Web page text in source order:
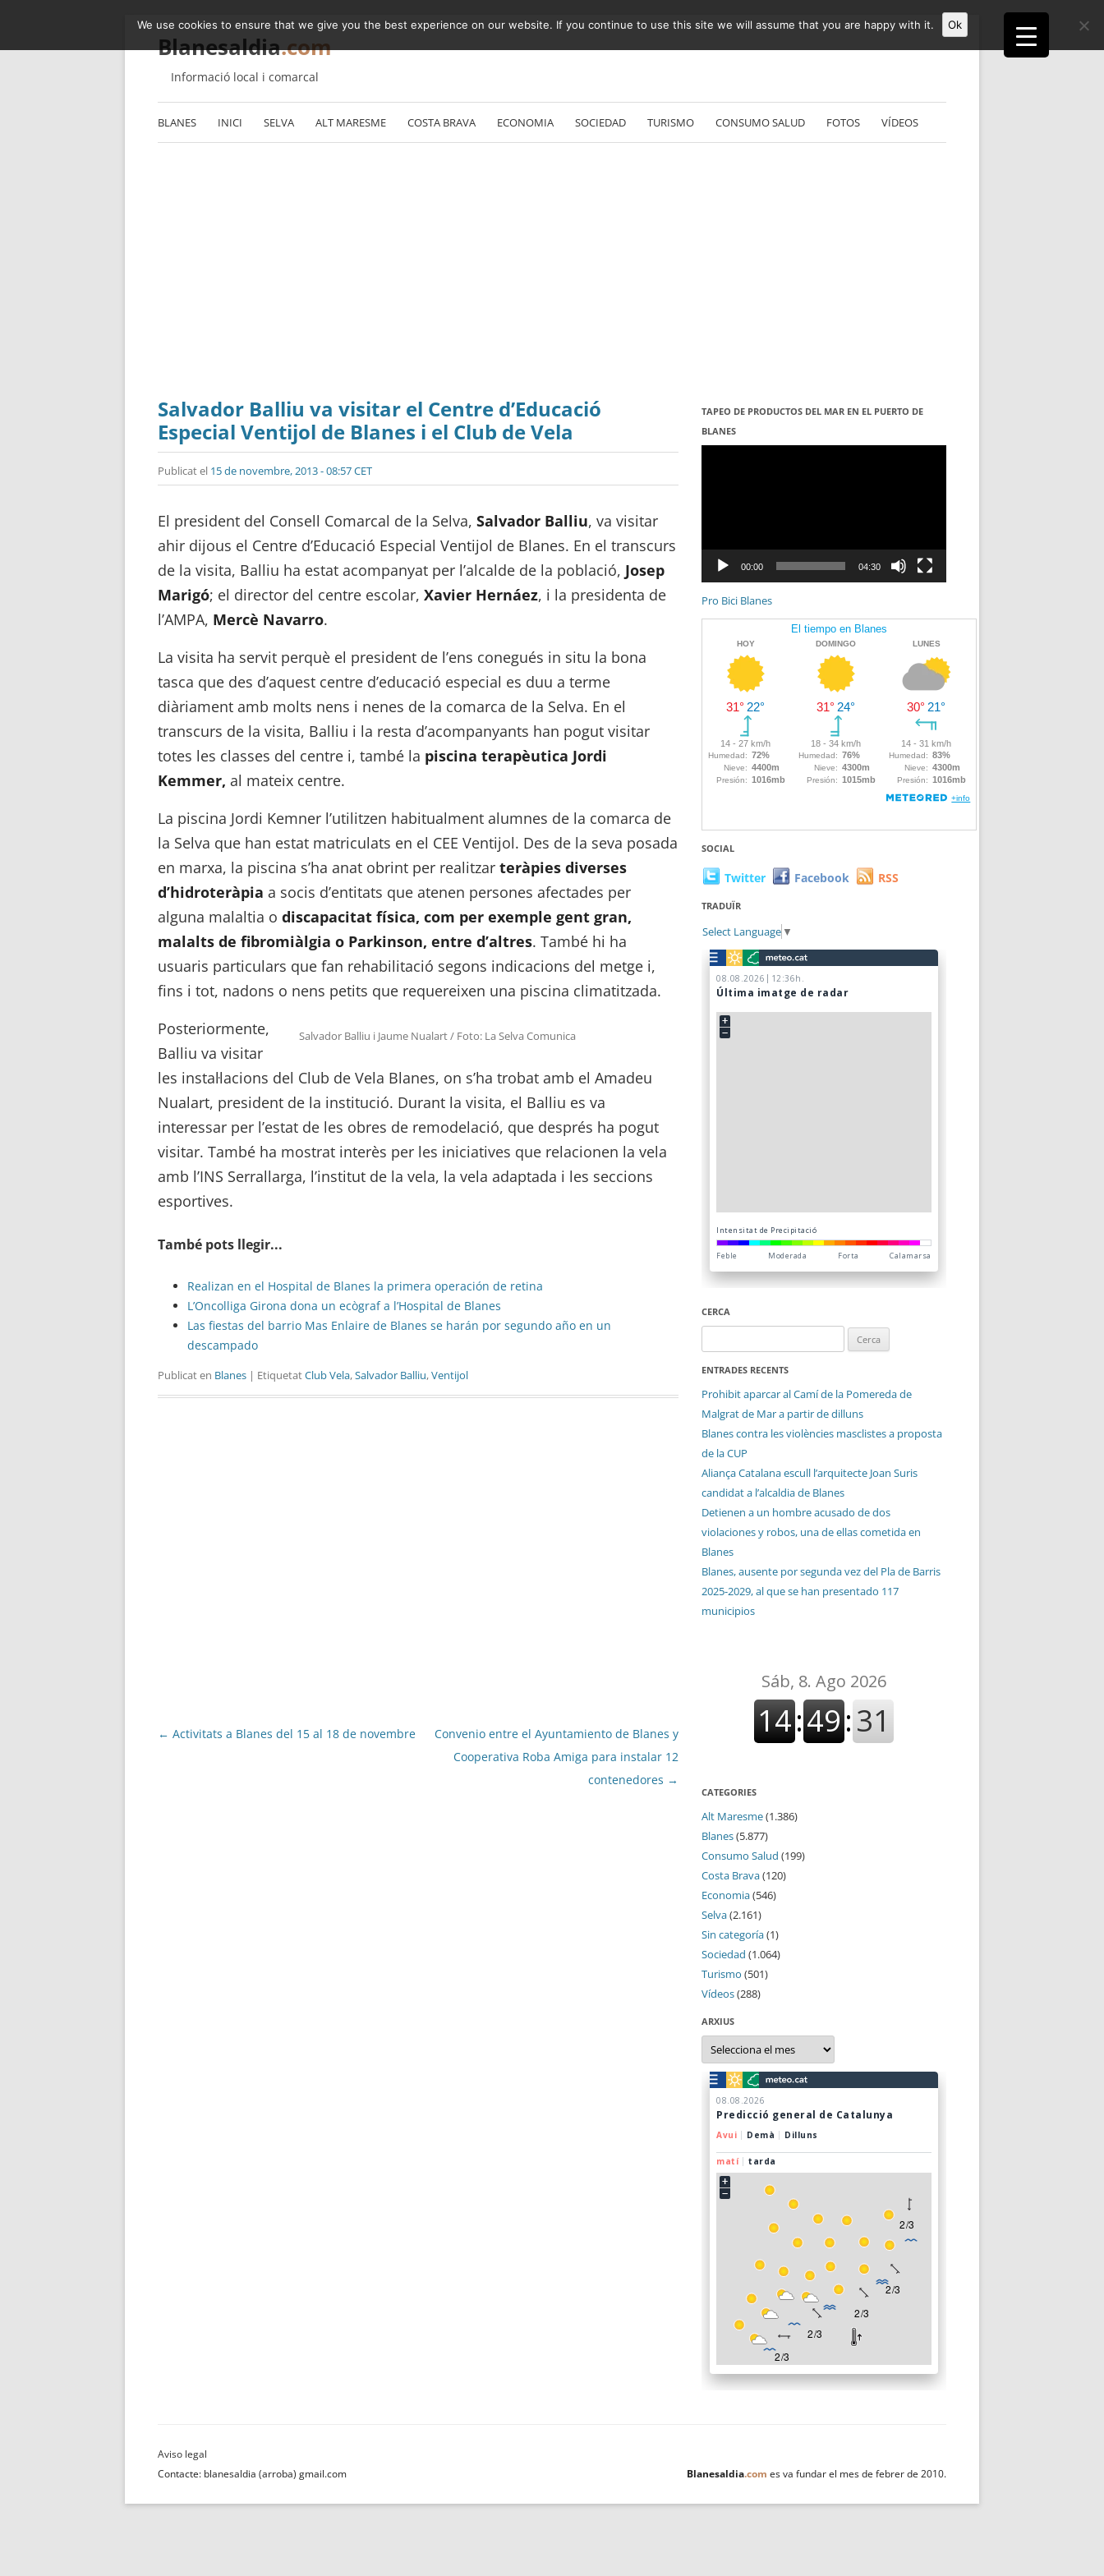
Blanesaldia.com
Informació local i comarcal
Vés
al
contingut
BLANES INICI SELVA ALT MARESME COSTA BRAVA ECONOMIA SOCIEDAD TURISMO CONSUMO SALUD FOTOS VÍDEOS
Salvador Balliu va visitar el Centre d’Educació
Especial Ventijol de Blanes i el Club de Vela
Publicat el 15 de novembre, 2013 - 08:57 CET
El president del Consell Comarcal de la Selva, Salvador Balliu, va visitar
ahir dijous el Centre d’Educació Especial Ventijol de Blanes. En el transcurs
de la visita, Balliu ha estat acompanyat per l’alcalde de la població, Josep
Marigó; el director del centre escolar, Xavier Hernáez, i la presidenta de
l’AMPA, Mercè Navarro.
La visita ha servit perquè el president de l’ens conegués in situ la bona
tasca que des d’aquest centre d’educació especial es duu a terme
diàriament amb molts nens i nenes de la comarca de la Selva. En el
transcurs de la visita, Balliu i la resta d’acompanyants han pogut visitar
totes les classes del centre i, també la piscina terapèutica Jordi
Kemmer, al mateix centre.
La piscina Jordi Kemner l’utilitzen habitualment alumnes de la comarca de
la Selva que han estat matriculats en el CEE Ventijol. Des de la seva posada
en marxa, la piscina s’ha anat obrint per realitzar teràpies diverses
d’hidroteràpia a socis d’entitats que atenen persones afectades per
alguna malaltia o discapacitat física, com per exemple gent gran,
malalts de fibromiàlgia o Parkinson, entre d’altres. També hi ha
usuaris particulars que fan rehabilitació segons indicacions del metge i,
fins i tot, nadons o nens petits que requereixen una piscina climatitzada.
Salvador Balliu i Jaume Nualart / Foto: La Selva Comunica
Posteriormente,
Balliu va visitar
les instal·lacions del Club de Vela Blanes, on s’ha trobat amb el Amadeu
Nualart, president de la institució. Durant la visita, el Balliu es va
interessar per l’estat de les obres de remodelació, que després ha pogut
visitar. També ha mostrat interès per les iniciatives que relacionen la vela
amb l’INS Serrallarga, l’institut de la vela, la vela adaptada i les seccions
esportives.
També pots llegir...
Realizan en el Hospital de Blanes la primera operación de retina
L’Oncolliga Girona dona un ecògraf a l’Hospital de Blanes
Las fiestas del barrio Mas Enlaire de Blanes se harán por segundo año en un
descampado
Publicat en Blanes | EtiquetatClub Vela,Salvador Balliu,Ventijol
Navegació
← Activitats a Blanes del 15 al 18 de novembre
Convenio entre el Ayuntamiento de Blanes y
Cooperativa Roba Amiga para instalar 12
contenedores →
TAPEO DE PRODUCTOS DEL MAR EN EL PUERTO DE
BLANES
Reproductor
00:00 04:30
Pro Bici Blanes
SOCIAL
Twitter Facebook RSS
TRADUÏR
Select Language ▼
CERCA
ENTRADES RECENTS
Prohibit aparcar al Camí de la Pomereda de
Malgrat de Mar a partir de dilluns
Blanes contra les violències masclistes a proposta
de la CUP
Aliança Catalana escull l’arquitecte Joan Suris
candidat a l’alcaldia de Blanes
Detienen a un hombre acusado de dos
violaciones y robos, una de ellas cometida en
Blanes
Blanes, ausente por segunda vez del Pla de Barris
2025-2029, al que se han presentado 117
municipios
CATEGORIES
Alt Maresme(1.386)
Blanes(5.877)
Consumo Salud (199)
Costa Brava(120)
Economia(546)
Selva(2.161)
Sin categoría(1)
Sociedad (1.064)
Turismo (501)
Vídeos(288)
ARXIUS
Arxius
Contacte: blanesaldia (arroba) gmail.com Blanesaldia.com es va fundar el mes de febrer de 2010.
We use cookies to ensure that we give you the best experience on our website. If you continue to use this site we will assume that you are happy with it. Ok